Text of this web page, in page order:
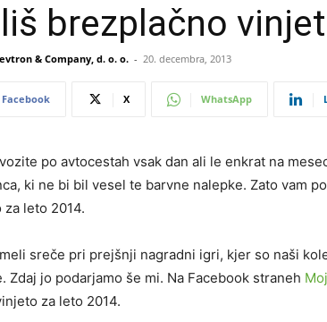
brezplačno
& Company, d. o. o. - 20. decembra, 2013
Facebook X WhatsApp
po avtocestah vsak dan ali le enkrat na
ki ne bi bil vesel te barvne nalepke. Zato vam
leto 2014.
sreče pri prejšnji nagradni igri, kjer so naši
Zdaj jo podarjamo še mi. Na Facebook straneh
za leto 2014.